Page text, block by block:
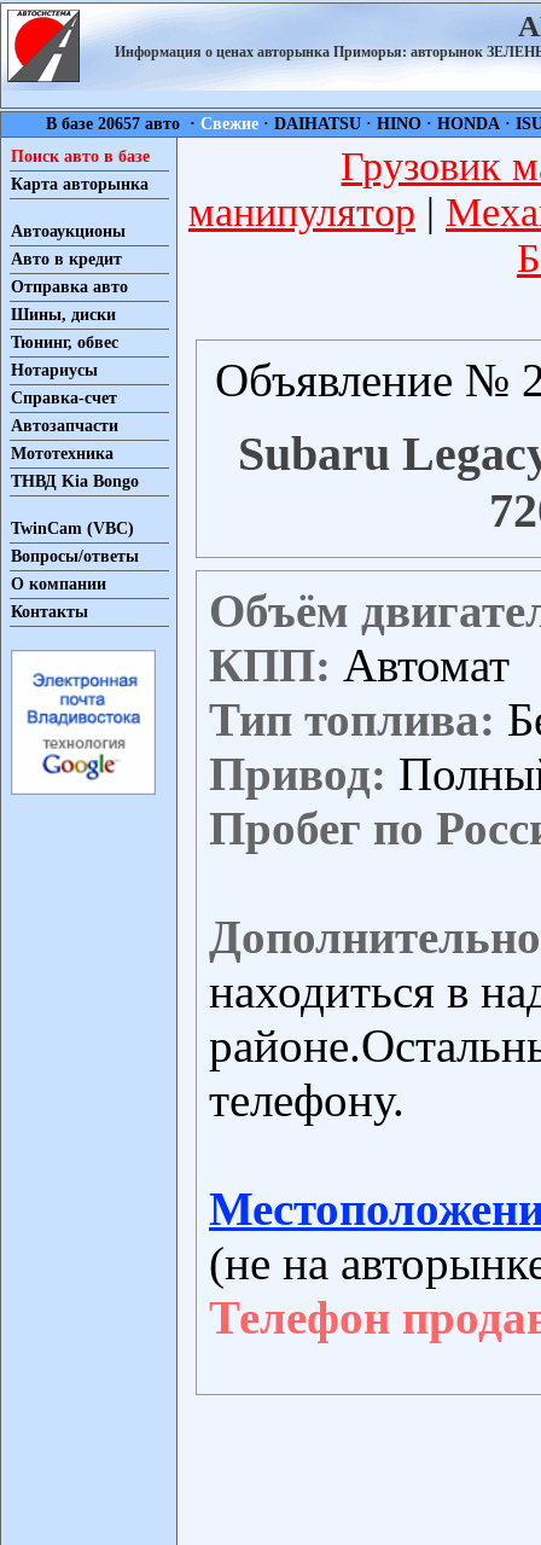
Информация о ценах авторынка Приморья: авторынок
В базе 20657 авто ·Свежие ·DAIHATSU ·HINO ·HONDA ·
Поиск авто в базе
Карта авторынка
Автоаукционы
Авто в кредит
Отправка авто
Шины, диски
Тюнинг, обвес
Нотариусы
Справка-счет
Автозапчасти
Мототехника
ТНВД Kia Bongo
TwinCam (VBC)
Вопросы/ответы
О компании
Контакты
Грузовик
манипулятор |
Объявление №
Subaru
Объём
КПП: Автомат
Тип топлива:
Привод:
Пробег по
находиться в
телефону.
(не на
Телефон